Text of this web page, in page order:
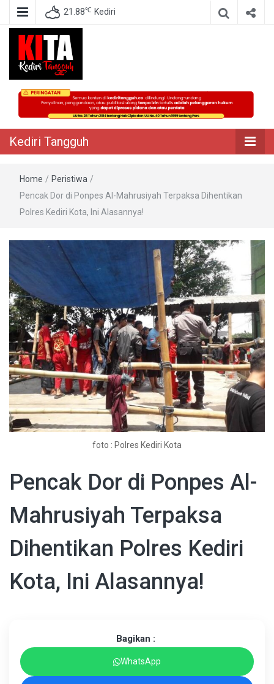
21.88℃ Kediri
Kediri Tangguh
Berita Akurat Terpercaya
Kediri Tangguh
Home / Peristiwa /
Pencak Dor di Ponpes Al-Mahrusiyah Terpaksa Dihentikan
Polres Kediri Kota, Ini Alasannya!
foto : Polres Kediri Kota
Pencak Dor di Ponpes Al-
Mahrusiyah Terpaksa
Dihentikan Polres Kediri
Kota, Ini Alasannya!
Bagikan :
WhatsApp